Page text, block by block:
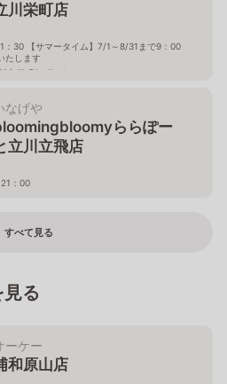
川栄町店
：30 【サマータイム】7/1～8/31まで9：00
たします
市栄町3－7－1
なげや
ららぽー
立川立飛店
：00
すべて見る
る
ーケー
和原山店